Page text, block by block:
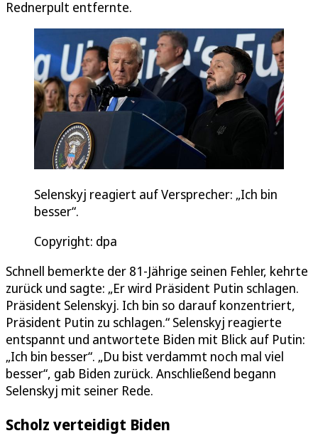
Rednerpult entfernte.
Selenskyj reagiert auf Versprecher: „Ich bin
besser“.
Copyright: dpa
Schnell bemerkte der 81-Jährige seinen Fehler, kehrte
zurück und sagte: „Er wird Präsident Putin schlagen.
Präsident Selenskyj. Ich bin so darauf konzentriert,
Präsident Putin zu schlagen.“ Selenskyj reagierte
entspannt und antwortete Biden mit Blick auf Putin:
„Ich bin besser“. „Du bist verdammt noch mal viel
besser“, gab Biden zurück. Anschließend begann
Selenskyj mit seiner Rede.
Scholz verteidigt Biden